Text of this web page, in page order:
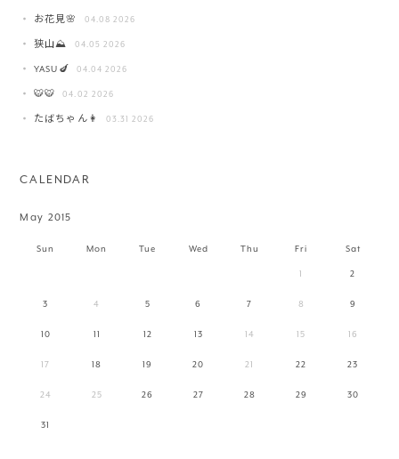
お花見🌸 04.08 2026
狭山⛰️ 04.05 2026
YASU🍆 04.04 2026
🐯🐯 04.02 2026
たばちゃん👩 03.31 2026
CALENDAR
May 2015
Sun Mon Tue Wed Thu Fri Sat
1 2
3 4 5 6 7 8 9
10 11 12 13 14 15 16
17 18 19 20 21 22 23
24 25 26 27 28 29 30
31